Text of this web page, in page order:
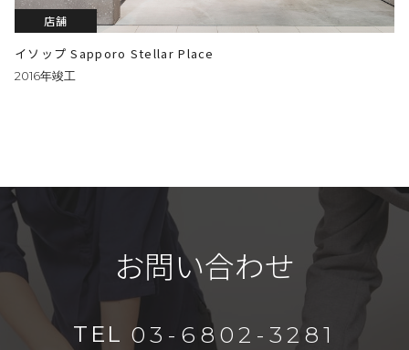
店舗
イソップ Sapporo Stellar Place
2016年竣工
お問い合わせ
TEL 03-6802-3281